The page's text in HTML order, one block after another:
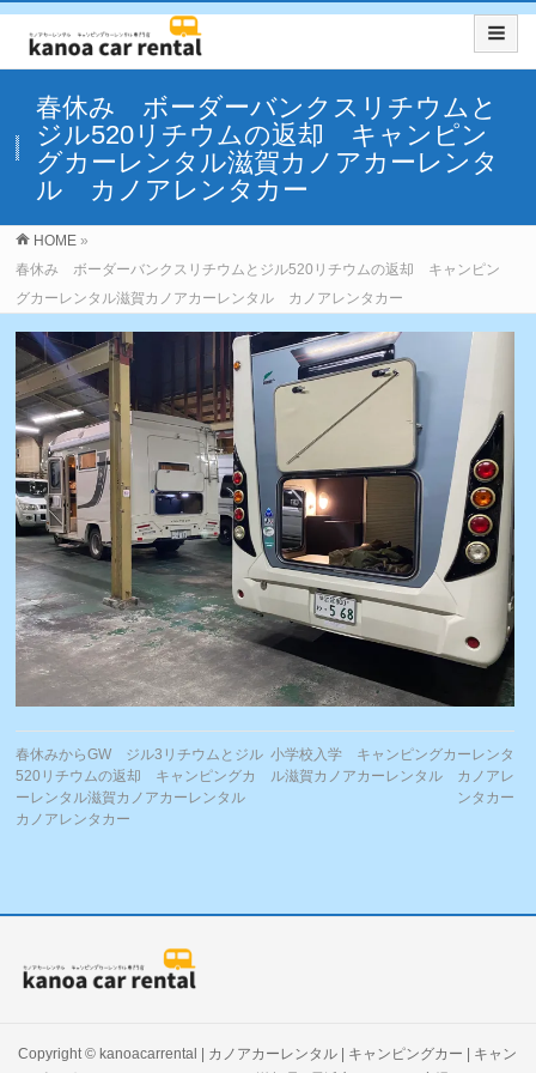
春休み ボーダーバンクスリチウムと
ジル520リチウムの返却 キャンピン
グカーレンタル滋賀カノアカーレンタ
ル カノアレンタカー
HOME »
春休み ボーダーバンクスリチウムとジル520リチウムの返却 キャンピン
グカーレンタル滋賀カノアカーレンタル カノアレンタカー
春休みからGW ジル3リチウムとジル
520リチウムの返却 キャンピングカ
ーレンタル滋賀カノアカーレンタル
カノアレンタカー
小学校入学 キャンピングカーレンタ
ル滋賀カノアカーレンタル カノアレ
ンタカー
Copyright ©kanoacarrental | カノアカーレンタル | キャンピングカー | キャン